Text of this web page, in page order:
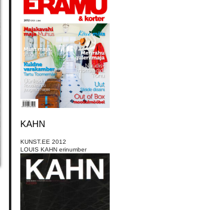
KAHN
KUNST.EE 2012
LOUIS KAHN erinumber